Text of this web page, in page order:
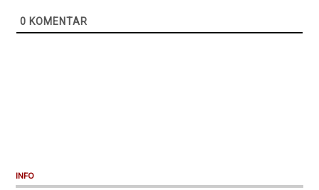
0 KOMENTAR
INFO